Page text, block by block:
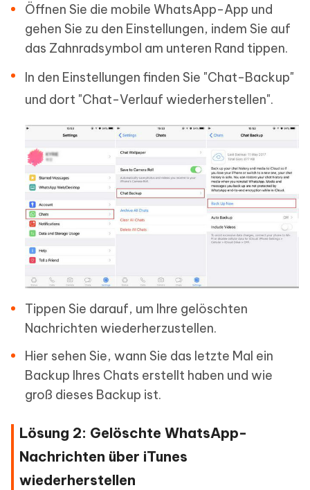
Öffnen Sie die mobile WhatsApp-App und
gehen Sie zu den Einstellungen, indem Sie auf
das Zahnradsymbol am unteren Rand tippen.
In den Einstellungen finden Sie "Chat-Backup"
und dort "Chat-Verlauf wiederherstellen".
Tippen Sie darauf, um Ihre gelöschten
Nachrichten wiederherzustellen.
Hier sehen Sie, wann Sie das letzte Mal ein
Backup Ihres Chats erstellt haben und wie
groß dieses Backup ist.
Lösung 2: Gelöschte WhatsApp-
Nachrichten über iTunes
wiederherstellen